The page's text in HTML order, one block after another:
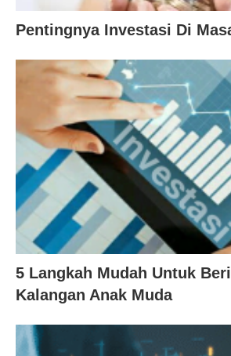
Pentingnya Investasi Di
5 Langkah Mudah Untuk
Kalangan Anak Muda